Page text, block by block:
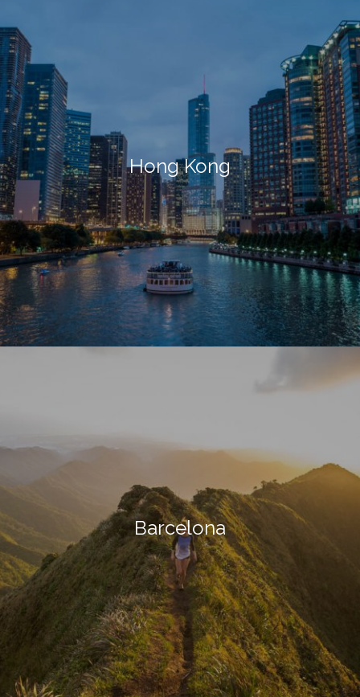
Hong Kong
Barcelona